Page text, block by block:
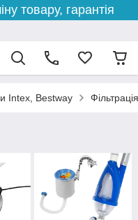
товару, гарантія
Intex, Bestway Фільтрація